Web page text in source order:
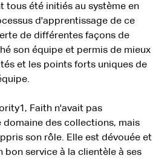
tous été initiés au système en
d'apprentissage de ce
de différentes façons de
son équipe et permis de mieux
et les points forts uniques de
Faith n'avait pas
domaine des collections, mais
son rôle. Elle est dévouée et
bon service à la clientèle à ses